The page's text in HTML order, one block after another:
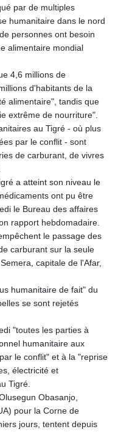
par de multiples
humanitaire dans le nord
personnes ont besoin
alimentaire mondial
4,6 millions de
d'habitants de la
alimentaire", tandis que
extrême de nourriture".
au Tigré - où plus
par le conflit - sont
de carburant, de vivres
a atteint son niveau le
ont pu être
le Bureau des affaires
rapport hebdomadaire.
le passage des
carburant sur la seule
capitale de l'Afar,
humanitaire de fait" du
se sont rejetés
"toutes les parties à
humanitaire aux
le conflit" et à la "reprise
électricité et
Tigré.
Obasanjo,
pour la Corne de
jours, tentent depuis